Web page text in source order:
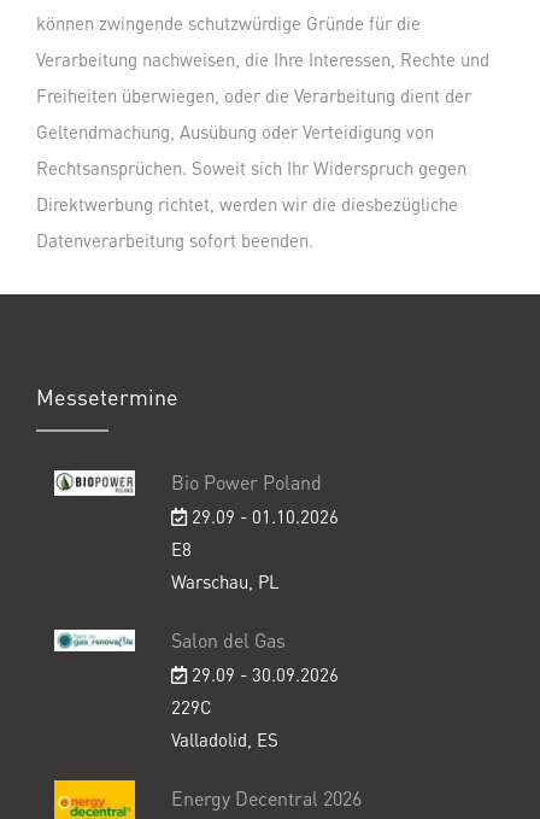
können zwingende schutzwürdige Gründe für die
Verarbeitung nachweisen, die Ihre Interessen, Rechte und
Freiheiten überwiegen, oder die Verarbeitung dient der
Geltendmachung, Ausübung oder Verteidigung von
Rechtsansprüchen. Soweit sich Ihr Widerspruch gegen
Direktwerbung richtet, werden wir die diesbezügliche
Datenverarbeitung sofort beenden.
Messetermine
Bio Power Poland
29.09 - 01.10.2026
E8
Warschau, PL
Salon del Gas
29.09 - 30.09.2026
229C
Valladolid, ES
Energy Decentral 2026